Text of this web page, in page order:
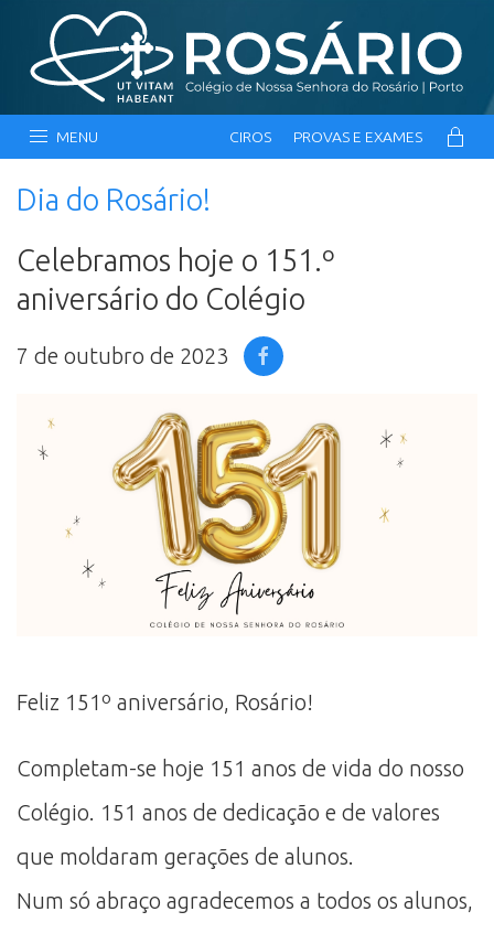
MENU CIROS PROVAS E EXAMES
Dia do Rosário!
Celebramos hoje o 151.º
aniversário do Colégio
7 de outubro de 2023
Feliz 151º aniversário, Rosário!
Completam-se hoje 151 anos de vida do nosso
Colégio. 151 anos de dedicação e de valores
que moldaram gerações de alunos.
Num só abraço agradecemos a todos os alunos,